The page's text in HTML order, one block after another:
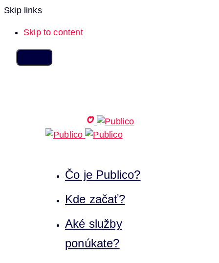
Skip links
Skip to content
Čo je Publico?
Kde začať?
Aké služby
ponúkate?